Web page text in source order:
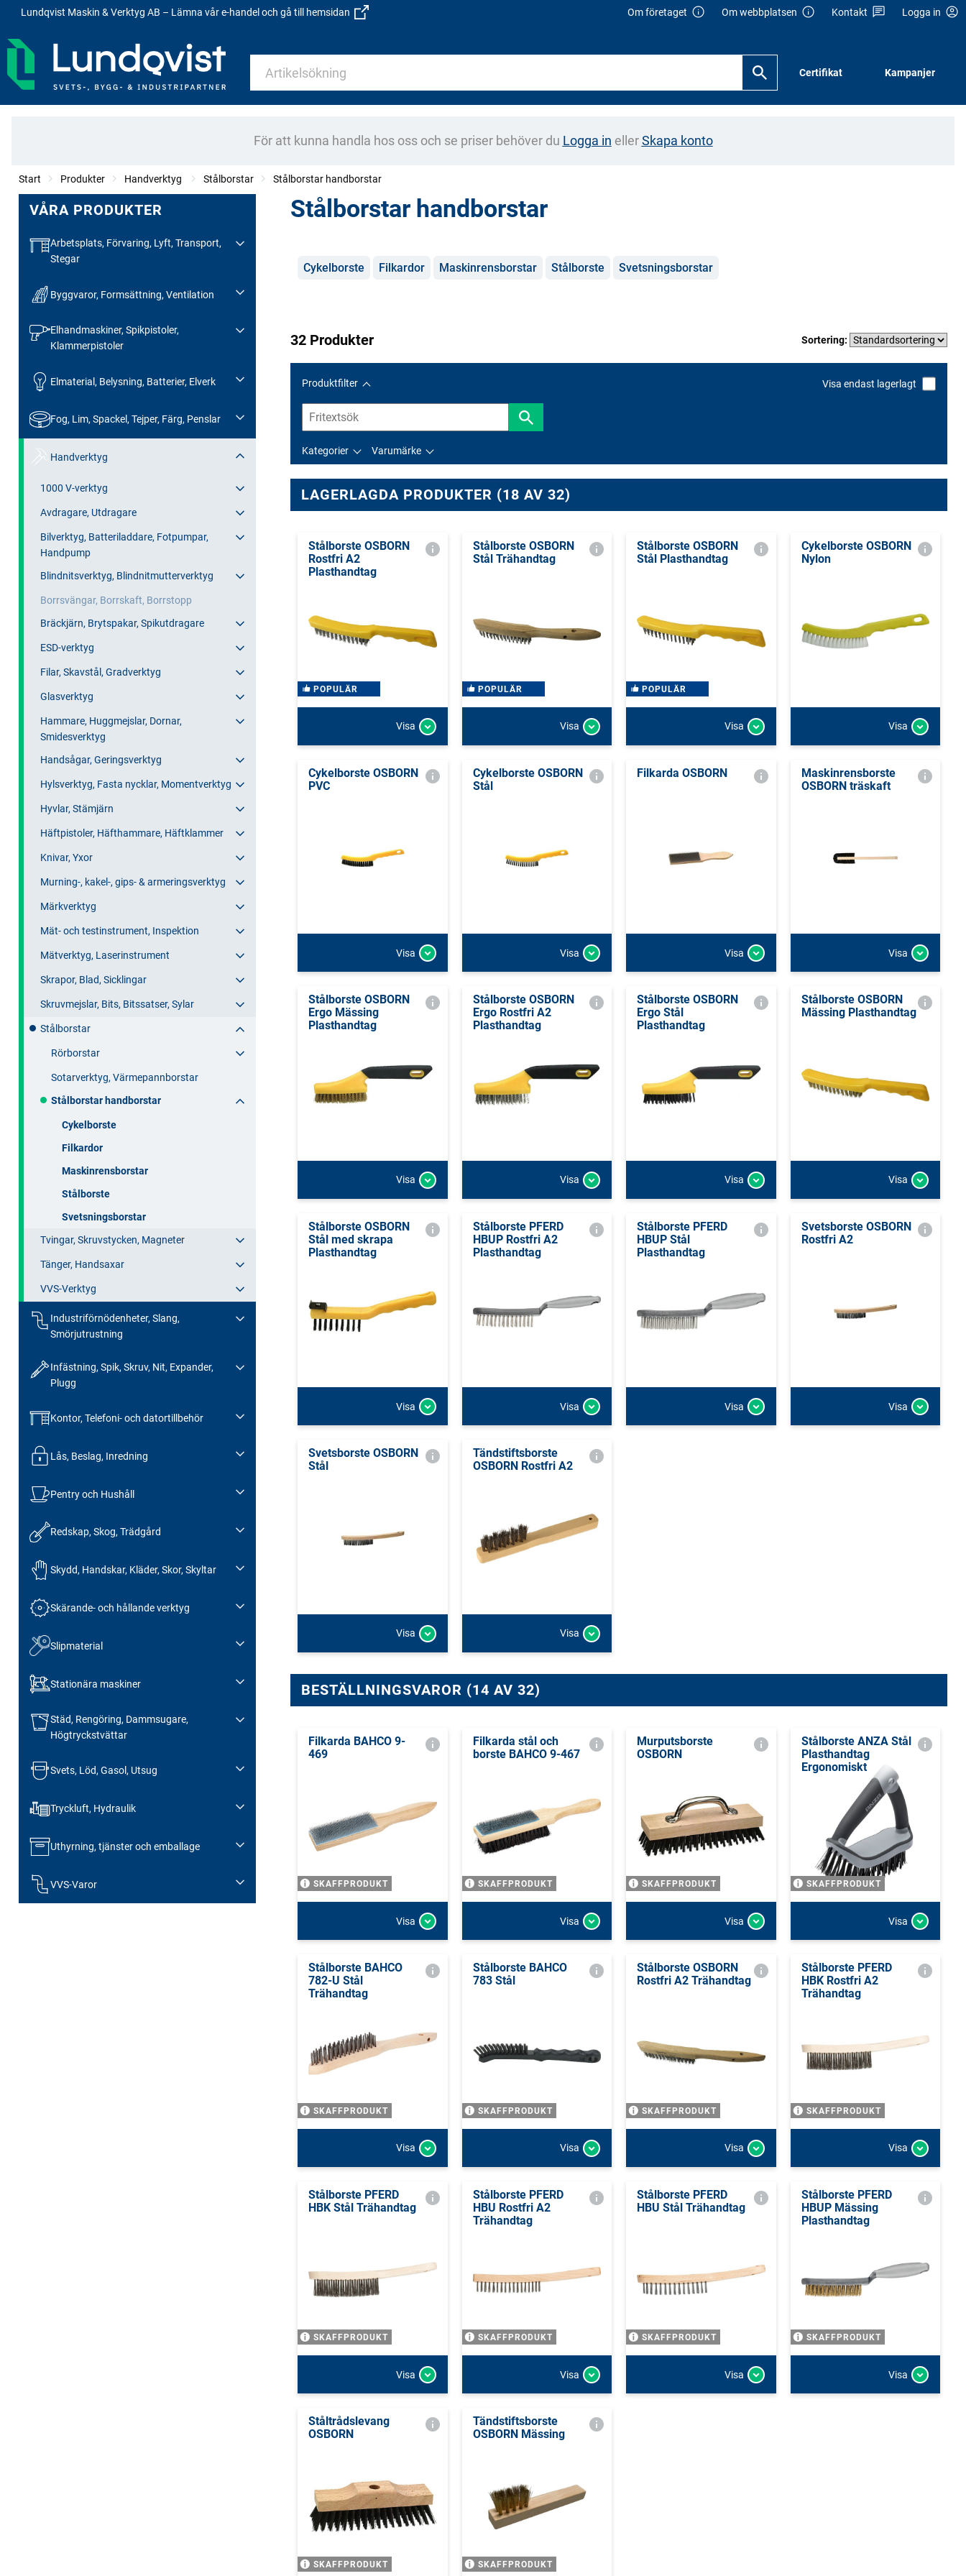
Lundqvist Maskin & Verktyg AB – Lämna vår e-handel och gå till hemsidan Om företaget Om webbplatsen Kontakt Logga in
Certifikat Kampanjer
För att kunna handla hos oss och se priser behöver du Logga in ellerSkapa konto
Start Produkter Handverktyg Stålborstar Stålborstar handborstar
VÅRA PRODUKTER
Arbetsplats, Förvaring, Lyft, Transport,
Stegar
Byggvaror, Formsättning, Ventilation
Elhandmaskiner, Spikpistoler,
Klammerpistoler
Elmaterial, Belysning, Batterier, Elverk
Fog, Lim, Spackel, Tejper, Färg, Penslar
Handverktyg
1000 V-verktyg
Avdragare, Utdragare
Bilverktyg, Batteriladdare, Fotpumpar,
Handpump
Blindnitsverktyg, Blindnitmutterverktyg
Borrsvängar, Borrskaft, Borrstopp
Bräckjärn, Brytspakar, Spikutdragare
ESD-verktyg
Filar, Skavstål, Gradverktyg
Glasverktyg
Hammare, Huggmejslar, Dornar,
Smidesverktyg
Handsågar, Geringsverktyg
Hylsverktyg, Fasta nycklar, Momentverktyg
Hyvlar, Stämjärn
Häftpistoler, Häfthammare, Häftklammer
Knivar, Yxor
Murning-, kakel-, gips- & armeringsverktyg
Märkverktyg
Mät- och testinstrument, Inspektion
Mätverktyg, Laserinstrument
Skrapor, Blad, Sicklingar
Skruvmejslar, Bits, Bitssatser, Sylar
Stålborstar
Rörborstar
Sotarverktyg, Värmepannborstar
Stålborstar handborstar
Cykelborste
Filkardor
Maskinrensborstar
Stålborste
Svetsningsborstar
Tvingar, Skruvstycken, Magneter
Tänger, Handsaxar
VVS-Verktyg
Industriförnödenheter, Slang,
Smörjutrustning
Infästning, Spik, Skruv, Nit, Expander,
Plugg
Kontor, Telefoni- och datortillbehör
Lås, Beslag, Inredning
Pentry och Hushåll
Redskap, Skog, Trädgård
Skydd, Handskar, Kläder, Skor, Skyltar
Skärande- och hållande verktyg
Slipmaterial
Stationära maskiner
Städ, Rengöring, Dammsugare,
Högtryckstvättar
Svets, Löd, Gasol, Utsug
Tryckluft, Hydraulik
Uthyrning, tjänster och emballage
VVS-Varor
Stålborstar handborstar
Kategorier
Cykelborste Filkardor Maskinrensborstar Stålborste Svetsningsborstar
32 Produkter Sortering:
Produktfilter Visa endast lagerlagt
Kategorier Varumärke
LAGERLAGDA PRODUKTER (18 AV 32)
Stålborste OSBORN
Rostfri A2
Plasthandtag
POPULÄR
Visa
Stålborste OSBORN
Stål Trähandtag
POPULÄR
Visa
Stålborste OSBORN
Stål Plasthandtag
POPULÄR
Visa
Cykelborste OSBORN
Nylon
Visa
Cykelborste OSBORN
PVC
Visa
Cykelborste OSBORN
Stål
Visa
Filkarda OSBORN
Visa
Maskinrensborste
OSBORN träskaft
Visa
Stålborste OSBORN
Ergo Mässing
Plasthandtag
Visa
Stålborste OSBORN
Ergo Rostfri A2
Plasthandtag
Visa
Stålborste OSBORN
Ergo Stål
Plasthandtag
Visa
Stålborste OSBORN
Mässing Plasthandtag
Visa
Stålborste OSBORN
Stål med skrapa
Plasthandtag
Visa
Stålborste PFERD
HBUP Rostfri A2
Plasthandtag
Visa
Stålborste PFERD
HBUP Stål
Plasthandtag
Visa
Svetsborste OSBORN
Rostfri A2
Visa
Svetsborste OSBORN
Stål
Visa
Tändstiftsborste
OSBORN Rostfri A2
Visa
BESTÄLLNINGSVAROR (14 AV 32)
Filkarda BAHCO 9-
469
SKAFFPRODUKT
Visa
Filkarda stål och
borste BAHCO 9-467
SKAFFPRODUKT
Visa
Murputsborste
OSBORN
SKAFFPRODUKT
Visa
Stålborste ANZA Stål
Plasthandtag
Ergonomiskt
SKAFFPRODUKT
Visa
Stålborste BAHCO
782-U Stål
Trähandtag
SKAFFPRODUKT
Visa
Stålborste BAHCO
783 Stål
SKAFFPRODUKT
Visa
Stålborste OSBORN
Rostfri A2 Trähandtag
SKAFFPRODUKT
Visa
Stålborste PFERD
HBK Rostfri A2
Trähandtag
SKAFFPRODUKT
Visa
Stålborste PFERD
HBK Stål Trähandtag
SKAFFPRODUKT
Visa
Stålborste PFERD
HBU Rostfri A2
Trähandtag
SKAFFPRODUKT
Visa
Stålborste PFERD
HBU Stål Trähandtag
SKAFFPRODUKT
Visa
Stålborste PFERD
HBUP Mässing
Plasthandtag
SKAFFPRODUKT
Visa
Ståltrådslevang
OSBORN
SKAFFPRODUKT
Tändstiftsborste
OSBORN Mässing
SKAFFPRODUKT